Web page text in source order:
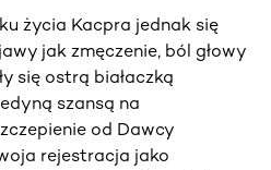
życia Kacpra jednak się
jak zmęczenie, ból głowy
się ostrą białaczką
szansą na
od Dawcy
rejestracja jako